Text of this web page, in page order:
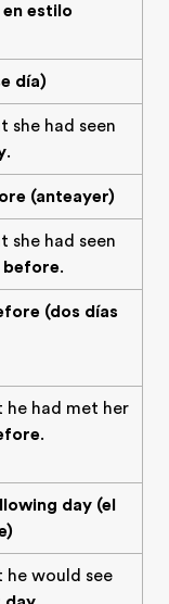
estilo
día)
she had seen
.
(anteayer)
she had seen
before.
(dos días
he had met her
.
day (el
he would see